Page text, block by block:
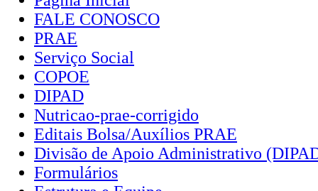
FALE CONOSCO
PRAE
Serviço Social
COPOE
DIPAD
Nutricao-prae-corrigido
Editais Bolsa/Auxílios PRAE
Divisão de Apoio Administrativo
Formulários